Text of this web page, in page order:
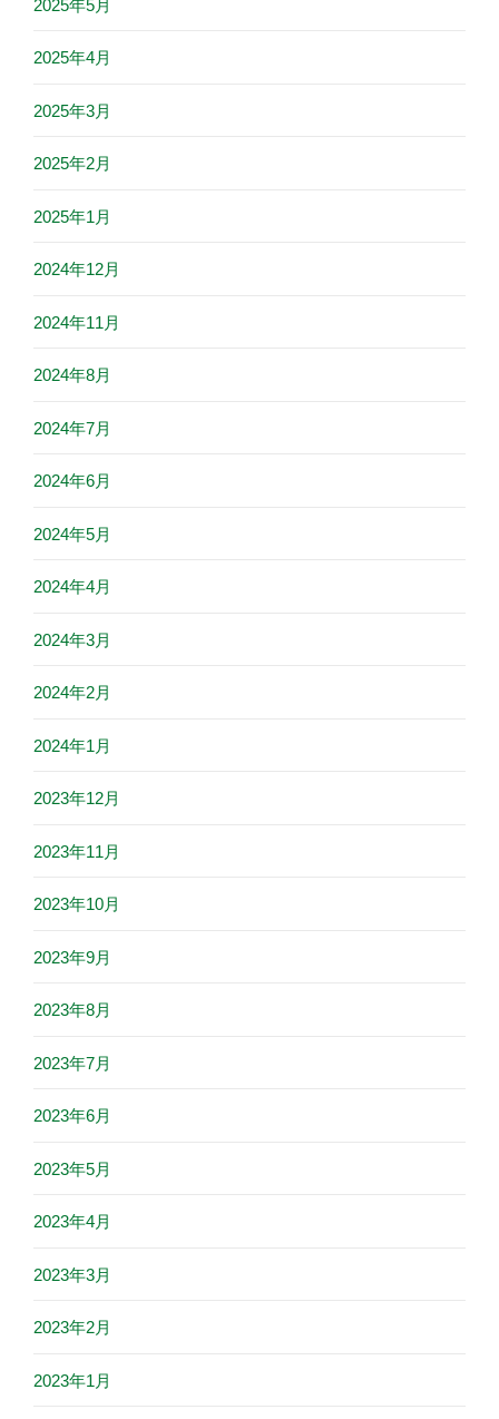
2025年5月
2025年4月
2025年3月
2025年2月
2025年1月
2024年12月
2024年11月
2024年8月
2024年7月
2024年6月
2024年5月
2024年4月
2024年3月
2024年2月
2024年1月
2023年12月
2023年11月
2023年10月
2023年9月
2023年8月
2023年7月
2023年6月
2023年5月
2023年4月
2023年3月
2023年2月
2023年1月